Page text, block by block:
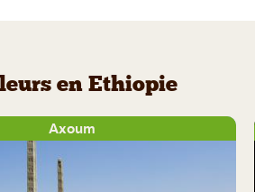
en Ethiopie
Axoum